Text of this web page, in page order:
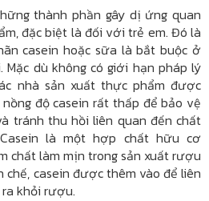
thành phần gây dị ứng quan
đặc biệt là đối với trẻ em. Đó là
casein hoặc sữa là bắt buộc ở
dù không có giới hạn pháp lý
nhà sản xuất thực phẩm được
độ casein rất thấp để bảo vệ
tránh thu hồi liên quan đến chất
là một hợp chất hữu cơ
chất làm mịn trong sản xuất rượu
chế, casein được thêm vào để liên
khỏi rượu.